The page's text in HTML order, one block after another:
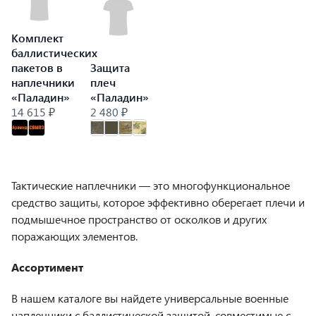
Комплект
баллистических
пакетов в
наплечники
«Паладин»
14 615 ₽
Защита
плеч
«Паладин»
2 480 ₽
Тактические наплечники — это многофункциональное
средство защиты, которое эффективно оберегает плечи и
подмышечное пространство от осколков и других
поражающих элементов.
Ассортимент
В нашем каталоге вы найдете универсальные военные